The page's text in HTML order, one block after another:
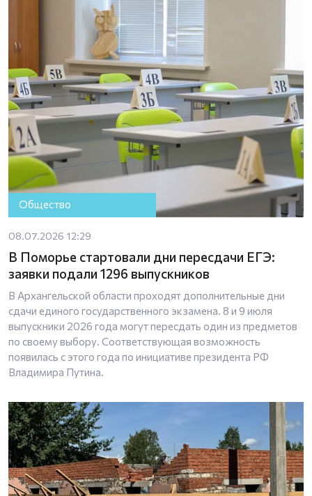
Общество
08.07.2026 12:29
В Поморье стартовали дни пересдачи ЕГЭ:
заявки подали 1296 выпускников
В Архангельской области проходят дополнительные дни
сдачи единого государственного экзамена. 8 и 9 июля
выпускники 2026 года могут пересдать один из предметов
по своему выбору. Соответствующая возможность
появилась с этого года по инициативе президента РФ
Владимира Путина.